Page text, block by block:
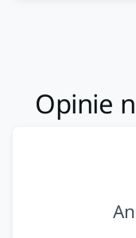
Opinie